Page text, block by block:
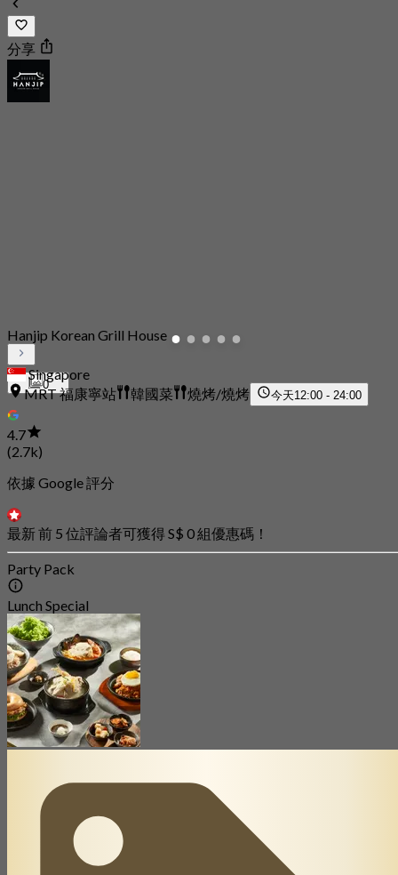
分享
0
Hanjip Korean Grill House
Singapore
MRT 福康寧站
韓國菜 燒烤/燒烤 今天12:00 - 24:00
4.7
(2.7k)
依據 Google 評分
最新 前 5 位評論者可獲得 S$ 0 組優惠碼！
Party Pack
Lunch Special